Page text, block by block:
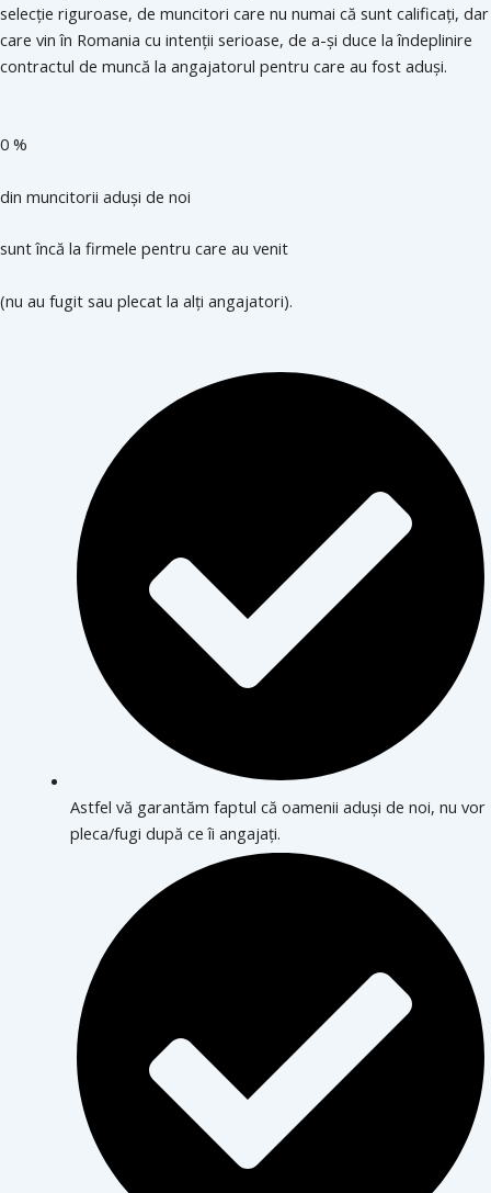
selecție riguroase, de muncitori care nu numai că sunt calificați, dar
care vin în Romania cu intenții serioase, de a-și duce la îndeplinire
contractul de muncă la angajatorul pentru care au fost aduși.
0 %
din muncitorii aduși de noi
sunt încă la firmele pentru care au venit
(nu au fugit sau plecat la alți angajatori).
Astfel vă garantăm faptul că oamenii aduși de noi, nu vor
pleca/fugi după ce îi angajați.